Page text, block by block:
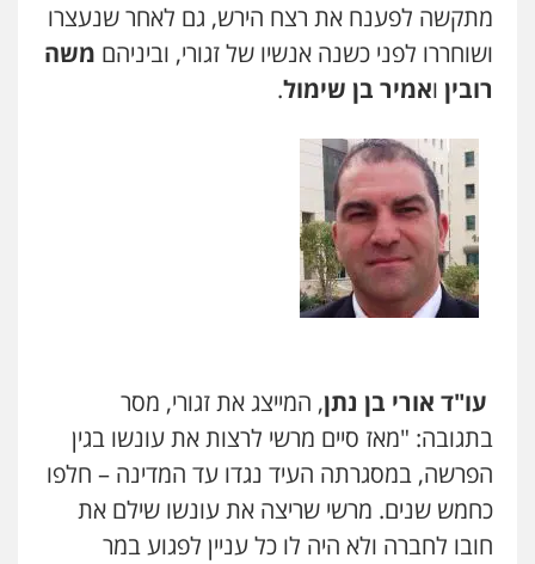
מתקשה לפענח את רצח הירש, גם לאחר שנעצרו
ושוחררו לפני כשנה אנשיו של זגורי, וביניהם משה
רובין ואמיר בן שימול.
עו"ד אורי בן נתן, המייצג את זגורי, מסר
בתגובה: "מאז סיים מרשי לרצות את עונשו בגין
הפרשה, במסגרתה העיד נגדו עד המדינה – חלפו
כחמש שנים. מרשי שריצה את עונשו שילם את
חובו לחברה ולא היה לו כל עניין לפגוע במר
רונן הלל – מוניטין
מחיקת כתבות מגוגל ודחיקת אזכורים
שליליים
שירותים מקצועיים לעורכי דין
אחסון אתרים
מהירות
מקצועיים לעורכי דין
מרכז התחלה חדשה
מאיה בלום, עו"ס, טיפול ושיקום
טיפול בהתמכרויות שירותים מקצועיים
0504062539